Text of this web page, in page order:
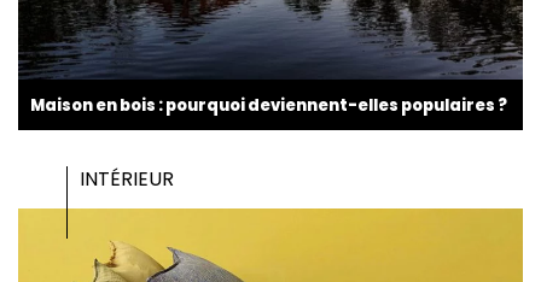
Maison en bois : pourquoi deviennent-elles populaires ?
INTÉRIEUR